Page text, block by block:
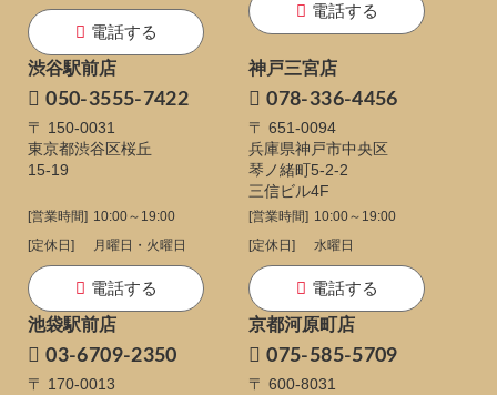
電話する
電話する
渋谷駅前店
050-3555-7422
〒 150-0031
東京都渋谷区桜丘
15-19
[営業時間] 10:00～19:00
[定休日]
月曜日・火曜日
電話する
神戸三宮店
078-336-4456
〒 651-0094
兵庫県神戸市中央区
琴ノ緒町5-2-2
三信ビル4F
[営業時間] 10:00～19:00
[定休日]
水曜日
電話する
池袋駅前店
03-6709-2350
〒 170-0013
京都河原町店
075-585-5709
〒 600-8031